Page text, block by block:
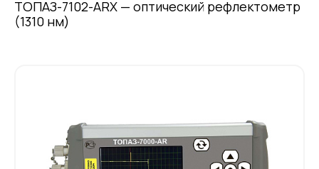
ТОПАЗ-7102-ARX — оптический рефлектометр
(1310 нм)